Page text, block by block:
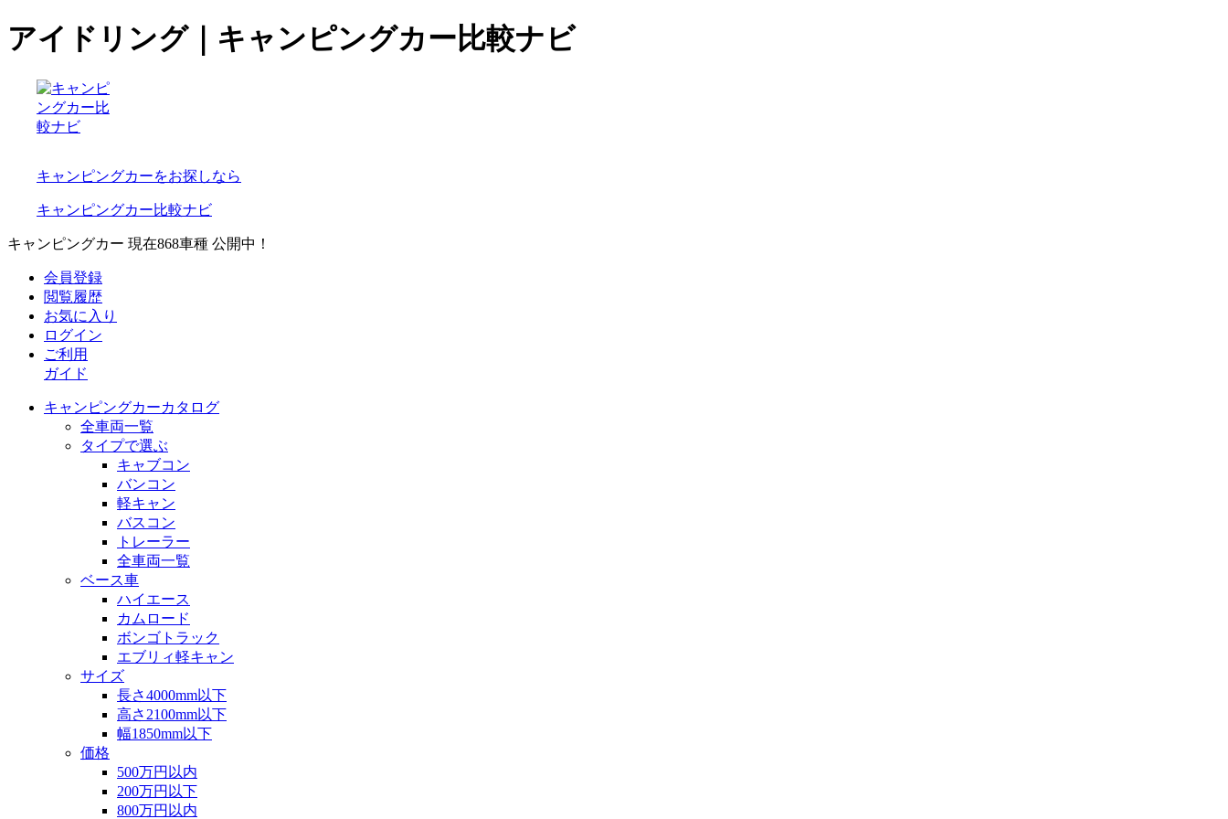
アイドリング｜キャンピングカー比較ナビ
キャンピングカーをお探しなら
キャンピングカー比較ナビ
キャンピングカー 現在868車種 公開中！
会員登録
閲覧履歴
お気に入り
ログイン
ご利用
ガイド
キャンピングカーカタログ
全車両一覧
タイプで選ぶ
キャブコン
バンコン
軽キャン
バスコン
トレーラー
全車両一覧
ベース車
ハイエース
カムロード
ボンゴトラック
エブリィ軽キャン
サイズ
長さ4000mm以下
高さ2100mm以下
幅1850mm以下
価格
500万円以内
200万円以下
800万円以内